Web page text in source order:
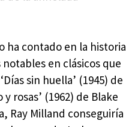
ha contado en la historia
en clásicos que
sin huella’ (1945) de
rosas’ (1962) de Blake
Ray Milland conseguiría